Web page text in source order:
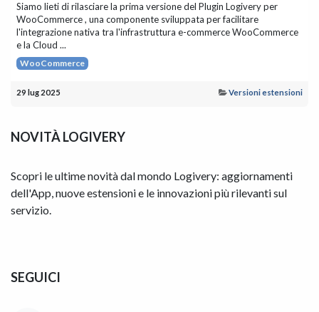
Siamo lieti di rilasciare la prima versione del Plugin Logivery per
WooCommerce , una componente sviluppata per facilitare
l'integrazione nativa tra l'infrastruttura e-commerce WooCommerce
e la Cloud ...
WooCommerce
29 lug 2025 Versioni estensioni
NOVITÀ LOGIVERY
Scopri le ultime novità dal mondo Logivery: aggiornamenti
dell'App, nuove estensioni e le innovazioni più rilevanti sul
servizio.
SEGUICI